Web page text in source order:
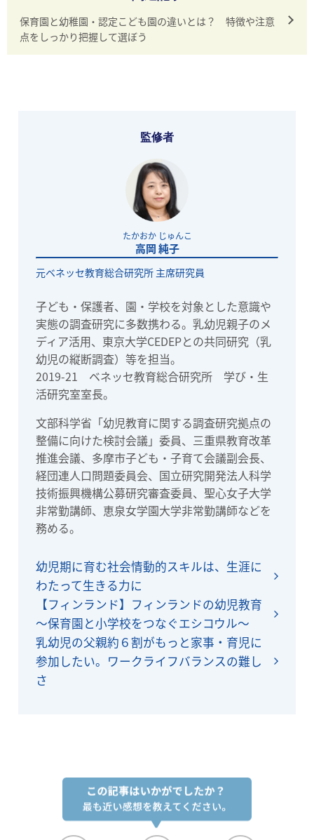
保育園と幼稚園・認定こども園の違いとは？ 特徴や注意
点をしっかり把握して選ぼう
監修者
高岡 純子
たかおか じゅんこ
元ベネッセ教育総合研究所 主席研究員
子ども・保護者、園・学校を対象とした意識や
実態の調査研究に多数携わる。乳幼児親子のメ
ディア活用、東京大学CEDEPとの共同研究（乳
幼児の縦断調査）等を担当。
2019-21 ベネッセ教育総合研究所 学び・生
活研究室室長。
文部科学省「幼児教育に関する調査研究拠点の
整備に向けた検討会議」委員、三重県教育改革
推進会議、多摩市子ども・子育て会議副会長、
経団連人口問題委員会、国立研究開発法人科学
技術振興機構公募研究審査委員、聖心女子大学
非常勤講師、恵泉女学園大学非常勤講師などを
務める。
幼児期に育む社会情動的スキルは、生涯に
わたって生きる力に
【フィンランド】フィンランドの幼児教育
～保育園と小学校をつなぐエシコウル～
乳幼児の父親約６割がもっと家事・育児に
参加したい。ワークライフバランスの難し
さ